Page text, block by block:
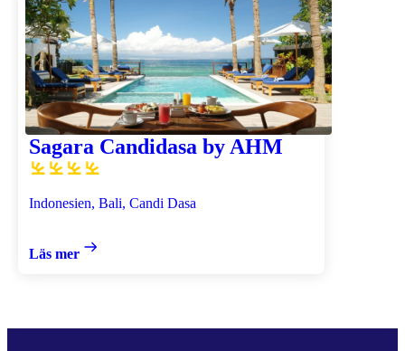
Sagara Candidasa by AHM
Indonesien, Bali, Candi Dasa
Läs mer